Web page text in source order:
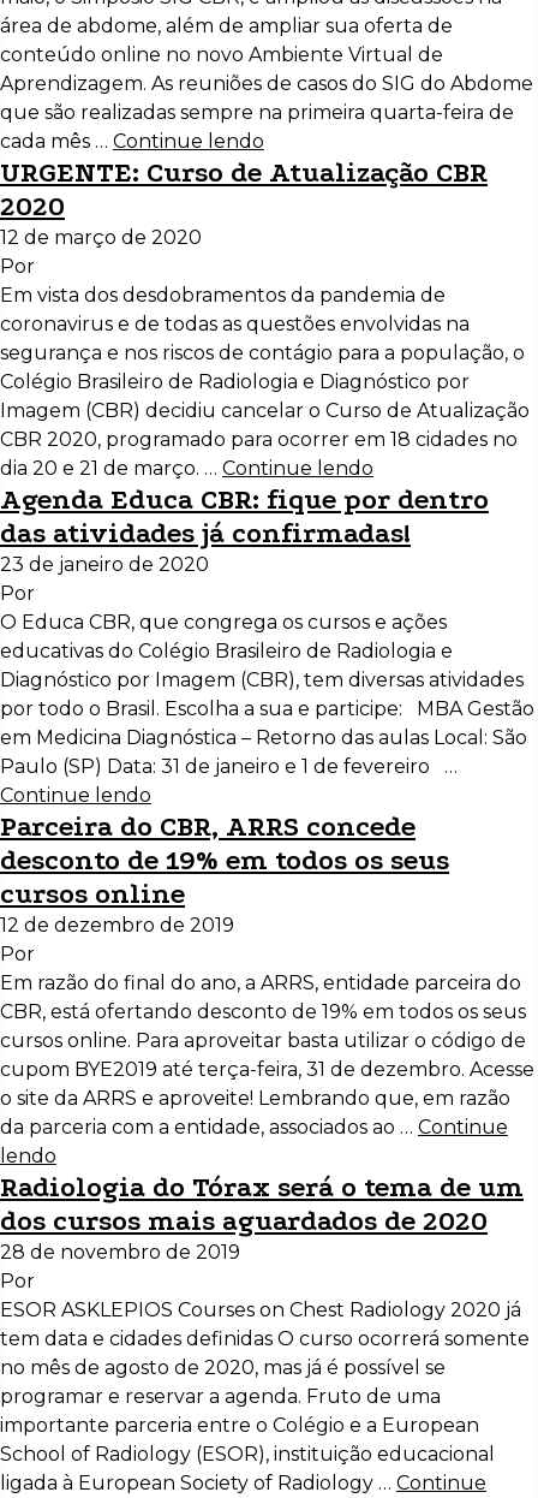
área de abdome, além de ampliar sua oferta de
conteúdo online no novo Ambiente Virtual de
Aprendizagem. As reuniões de casos do SIG do Abdome
que são realizadas sempre na primeira quarta-feira de
cada mês … Continue lendo
URGENTE: Curso de Atualização CBR
2020
12 de março de 2020
Por
Em vista dos desdobramentos da pandemia de
coronavirus e de todas as questões envolvidas na
segurança e nos riscos de contágio para a população, o
Colégio Brasileiro de Radiologia e Diagnóstico por
Imagem (CBR) decidiu cancelar o Curso de Atualização
CBR 2020, programado para ocorrer em 18 cidades no
dia 20 e 21 de março. … Continue lendo
Agenda Educa CBR: fique por dentro
das atividades já confirmadas!
23 de janeiro de 2020
Por
O Educa CBR, que congrega os cursos e ações
educativas do Colégio Brasileiro de Radiologia e
Diagnóstico por Imagem (CBR), tem diversas atividades
por todo o Brasil. Escolha a sua e participe: MBA Gestão
em Medicina Diagnóstica – Retorno das aulas Local: São
Paulo (SP) Data: 31 de janeiro e 1 de fevereiro …
Continue lendo
Parceira do CBR, ARRS concede
desconto de 19% em todos os seus
cursos online
12 de dezembro de 2019
Por
Em razão do final do ano, a ARRS, entidade parceira do
CBR, está ofertando desconto de 19% em todos os seus
cursos online. Para aproveitar basta utilizar o código de
cupom BYE2019 até terça-feira, 31 de dezembro. Acesse
o site da ARRS e aproveite! Lembrando que, em razão
da parceria com a entidade, associados ao … Continue
lendo
Radiologia do Tórax será o tema de um
dos cursos mais aguardados de 2020
28 de novembro de 2019
Por
ESOR ASKLEPIOS Courses on Chest Radiology 2020 já
tem data e cidades definidas O curso ocorrerá somente
no mês de agosto de 2020, mas já é possível se
programar e reservar a agenda. Fruto de uma
importante parceria entre o Colégio e a European
School of Radiology (ESOR), instituição educacional
ligada à European Society of Radiology … Continue